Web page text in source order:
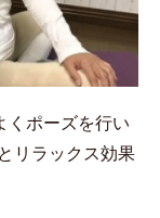
くポーズを行い
リラックス効果